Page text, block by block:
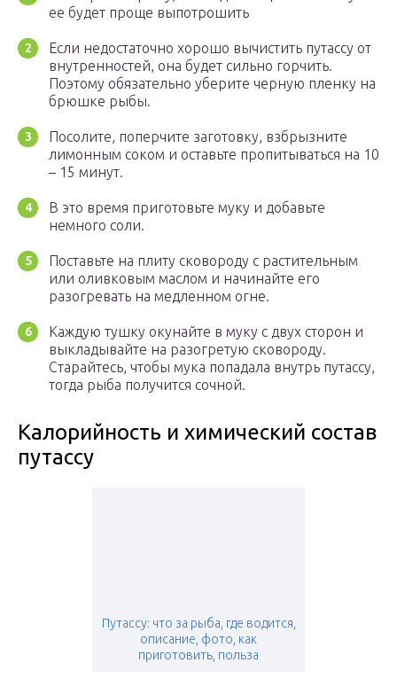
ее будет проще выпотрошить
Если недостаточно хорошо вычистить путассу от
внутренностей, она будет сильно горчить.
Поэтому обязательно уберите черную пленку на
брюшке рыбы.
Посолите, поперчите заготовку, взбрызните
лимонным соком и оставьте пропитываться на 10
– 15 минут.
В это время приготовьте муку и добавьте
немного соли.
Поставьте на плиту сковороду с растительным
или оливковым маслом и начинайте его
разогревать на медленном огне.
Каждую тушку окунайте в муку с двух сторон и
выкладывайте на разогретую сковороду.
Старайтесь, чтобы мука попадала внутрь путассу,
тогда рыба получится сочной.
Калорийность и химический состав
путассу
Путассу: что за рыба, где водится,
описание, фото, как
приготовить, польза